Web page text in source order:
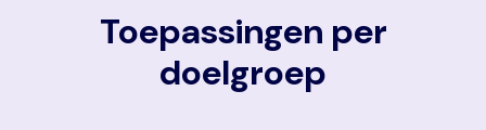
Toepassingen per
doelgroep